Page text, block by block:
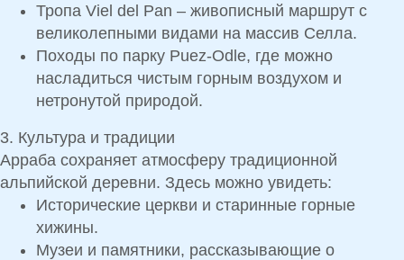
Тропа Viel del Pan – живописный маршрут с
великолепными видами на массив Селла.
Походы по парку Puez-Odle, где можно
насладиться чистым горным воздухом и
нетронутой природой.
3. Культура и традиции
Арраба сохраняет атмосферу традиционной
альпийской деревни. Здесь можно увидеть:
Исторические церкви и старинные горные
хижины.
Музеи и памятники, рассказывающие о